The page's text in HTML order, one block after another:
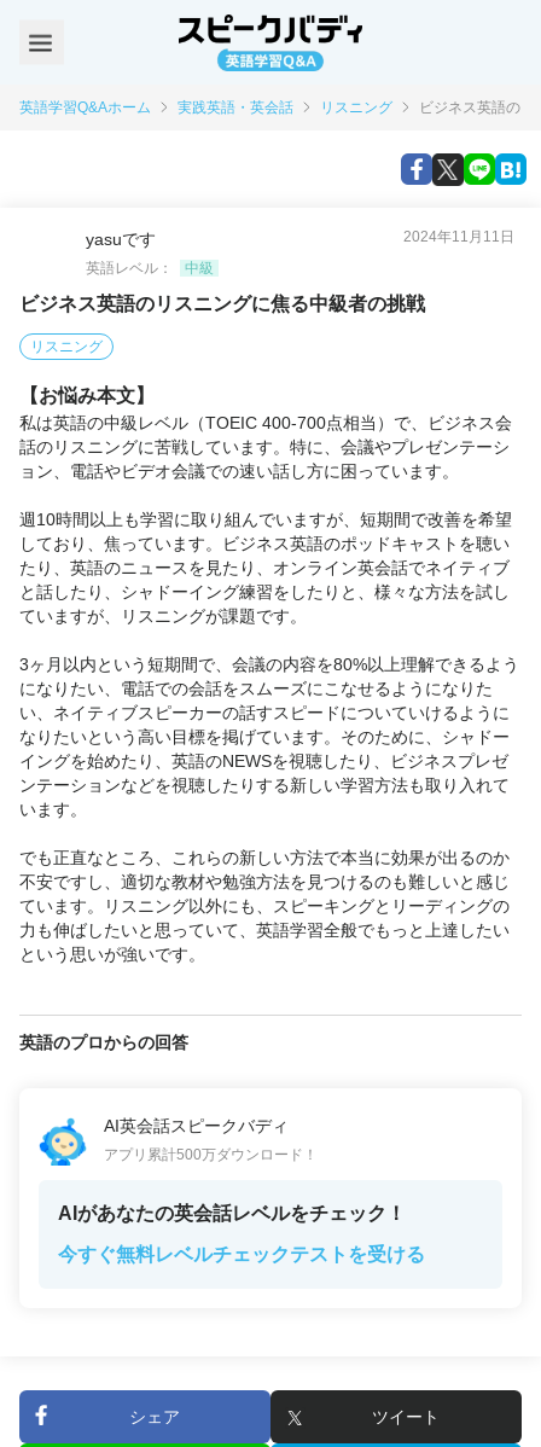
英語学習Q&Aホーム 実践英語・英会話 リスニング ビジネス英語の
yasuです
2024年11月11日
英語レベル：
中級
ビジネス英語のリスニングに焦る中級者の挑戦
リスニング
【お悩み本文】
私は英語の中級レベル（TOEIC 400-700点相当）で、ビジネス会
話のリスニングに苦戦しています。特に、会議やプレゼンテーシ
ョン、電話やビデオ会議での速い話し方に困っています。
週10時間以上も学習に取り組んでいますが、短期間で改善を希望
しており、焦っています。ビジネス英語のポッドキャストを聴い
たり、英語のニュースを見たり、オンライン英会話でネイティブ
と話したり、シャドーイング練習をしたりと、様々な方法を試し
ていますが、リスニングが課題です。
3ヶ月以内という短期間で、会議の内容を80%以上理解できるよう
になりたい、電話での会話をスムーズにこなせるようになりた
い、ネイティブスピーカーの話すスピードについていけるように
なりたいという高い目標を掲げています。そのために、シャドー
イングを始めたり、英語のNEWSを視聴したり、ビジネスプレゼ
ンテーションなどを視聴したりする新しい学習方法も取り入れて
います。
でも正直なところ、これらの新しい方法で本当に効果が出るのか
不安ですし、適切な教材や勉強方法を見つけるのも難しいと感じ
ています。リスニング以外にも、スピーキングとリーディングの
力も伸ばしたいと思っていて、英語学習全般でもっと上達したい
という思いが強いです。
英語のプロからの回答
AI英会話スピークバディ
アプリ累計500万ダウンロード！
AIがあなたの英会話レベルをチェック！
今すぐ無料レベルチェックテストを受ける
シェア ツイート